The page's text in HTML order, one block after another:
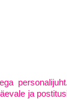
personalijuht.
ja